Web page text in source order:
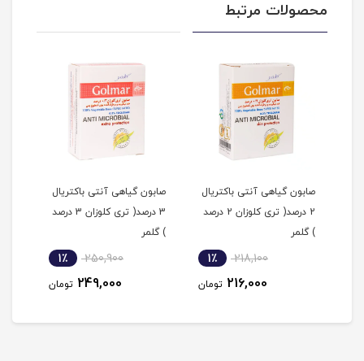
محصولات مرتبط
صابون گیاهی آنتی باکتریال
2 درصد( تری کلوزان 2 درصد
) گلمر
218,100 1٪
216,000 تومان
صابون گیاهی آنتی باکتریال
3 درصد( تری کلوزان 3 درصد
) گلمر
250,900 1٪
249,000 تومان